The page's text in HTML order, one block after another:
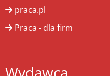
praca.pl
Praca - dla firm